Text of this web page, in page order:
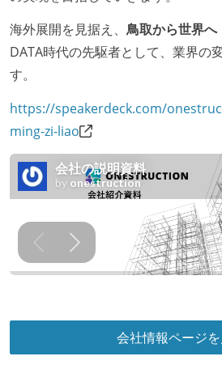
ある
入社時には、各自希望のスペッ
イが支給される
職業安定法に対応する記載
受動喫煙防止措置：屋内禁煙
海外展開を見据え、 鳥取から世界へ
DATA時代の先駆者として、業界の
す。
https://speakerdeck.com/
ming-zi-liao
会社情報ページ